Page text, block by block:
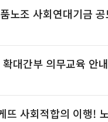
대간부 의무교육 안내